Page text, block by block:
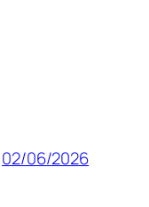
02/06/2026